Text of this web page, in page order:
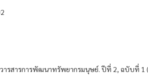
วารสารการพัฒนาทรัพยากรมนุษย์. ปีที่ 2, ฉบับที่ 1